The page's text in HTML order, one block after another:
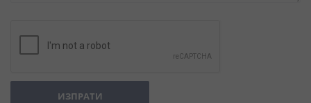
ИЗПРАТИ